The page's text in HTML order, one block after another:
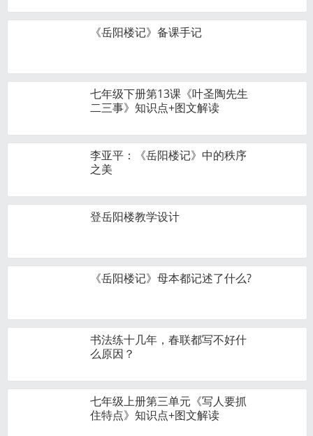
《岳阳楼记》备课手记
七年级下册第13课《叶圣陶先生
二三事》知识点+图文解读
李亚平：《岳阳楼记》中的秩序
之美
​登岳阳楼教学设计
《岳阳楼记》母本都记述了什么?
书法练十几年，春联都写不好什
么原因？
七年级上册第三单元《写人要抓
住特点》知识点+图文解读